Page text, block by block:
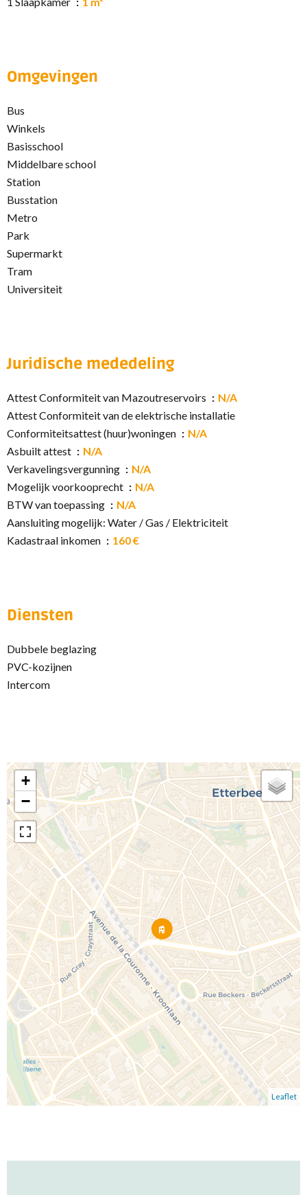
Omgevingen
Bus
Winkels
Basisschool
Middelbare school
Station
Busstation
Metro
Park
Supermarkt
Tram
Universiteit
Juridische mededeling
Attest Conformiteit van Mazoutreservoirs
N/A
Attest Conformiteit van de elektrische installatie
Conformiteitsattest (huur)woningen
N/A
Asbuilt attest
N/A
Verkavelingsvergunning
N/A
Mogelijk voorkooprecht
N/A
BTW van toepassing
N/A
Aansluiting mogelijk: Water / Gas / Elektriciteit
Kadastraal inkomen
160 €
Diensten
Dubbele beglazing
PVC-kozijnen
Intercom
+
−
Leaflet